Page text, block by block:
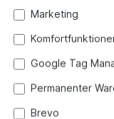
Marketing
Google Tag
Permanenter
Brevo